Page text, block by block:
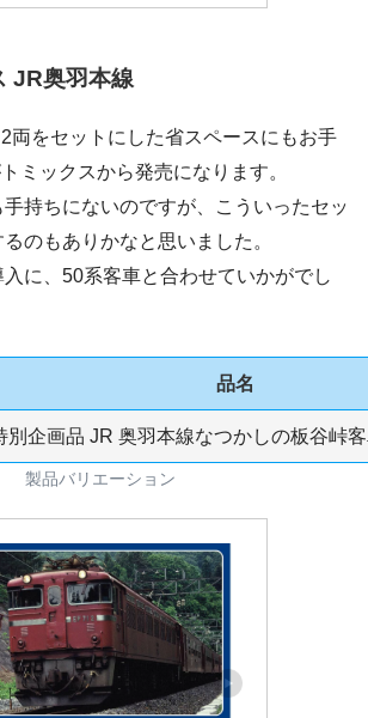
JR奥羽本線
両をセットにした省スペースにもお手
ミックスから発売になります。
持ちにないのですが、こういったセッ
のもありかなと思いました。
に、50系客車と合わせていかがでし
品名
別企画品 JR 奥羽本線なつかしの板谷峠
製品バリエーション